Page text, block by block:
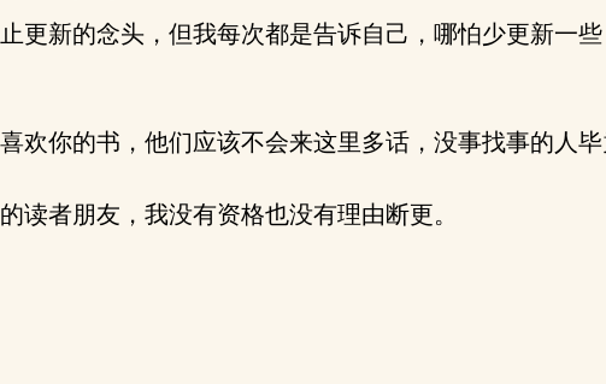
更新的念头，但我每次都是告诉自己，哪怕少更新一
你的书，他们应该不会来这里多话，没事找事的人毕
者朋友，我没有资格也没有理由断更。